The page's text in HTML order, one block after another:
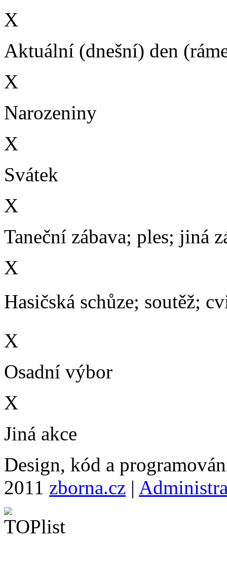
X
Aktuální (dnešní) den
X
Narozeniny
X
Svátek
X
Taneční zábava; ples; jiná
X
Hasičská schůze; soutěž;
X
Osadní výbor
X
Jiná akce
Design, kód a
2011 zborna.cz |